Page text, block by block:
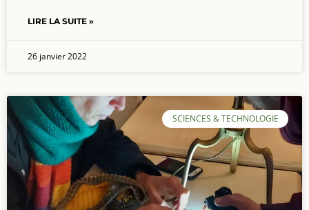
LIRE LA SUITE »
26 janvier 2022
SCIENCES & TECHNOLOGIE